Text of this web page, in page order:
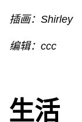
插画：Shirley
编辑：ccc
生活